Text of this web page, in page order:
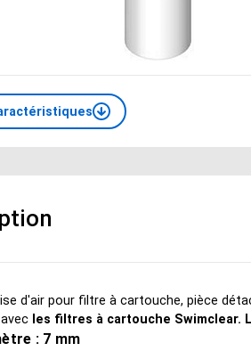
d'air pour filtre à cartouche, pièce
les filtres à cartouche Swimclear.
: 7 mm